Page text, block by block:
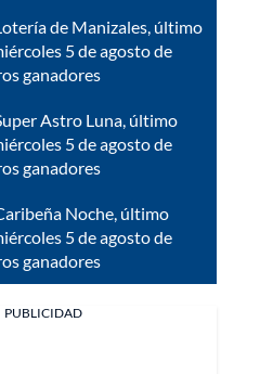
de Manizales, último
5 de agosto de
ganadores
Astro Luna, último
5 de agosto de
ganadores
Noche, último
5 de agosto de
ganadores
PUBLICIDAD